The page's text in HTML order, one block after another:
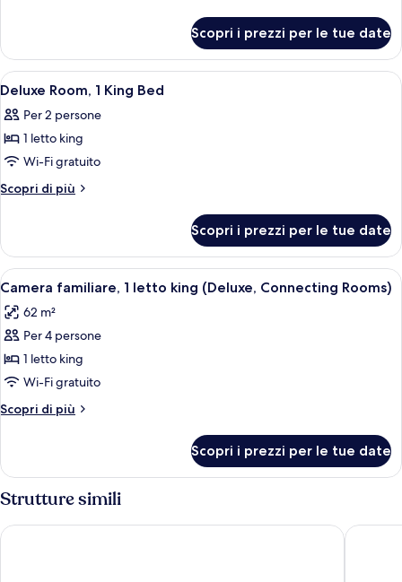
Double
Beds
Room,
Double
Scopri i prezzi per le tue date
Apri
tutte
le
foto
per
Deluxe
King
Bed
Camera d'albergo con un letto
3
Deluxe Room, 1 King Bed
Per 2 persone
1 letto king
Wi-Fi gratuito
Scopri di più
Altri
Room,
King
Scopri i prezzi per le tue date
Apri
tutte
le
foto
per
Camera
familiare,
1
king
(Deluxe,
Connecting
Rooms)
Un letto rifatto con lenzuola
1
Camera familiare, 1 letto king (Deluxe, Connecting Rooms)
62 m²
Per 4 persone
1 letto king
Wi-Fi gratuito
Scopri di più
Altri
familiare,
letto
(Deluxe,
Scopri i prezzi per le tue date
Strutture simili
AC Hotel Brescia by Marriott B&B